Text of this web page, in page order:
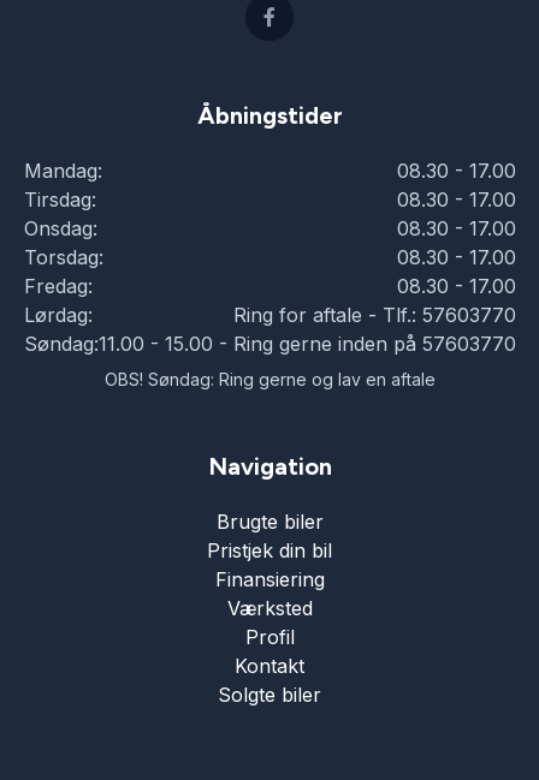
Åbningstider
Mandag:
08.30 - 17.00
Tirsdag:
08.30 - 17.00
Onsdag:
08.30 - 17.00
Torsdag:
08.30 - 17.00
Fredag:
08.30 - 17.00
Lørdag:
Ring for aftale - Tlf.: 57603770
Søndag:11.00 - 15.00 - Ring gerne inden på 57603770
OBS! Søndag: Ring gerne og lav en aftale
Navigation
Brugte biler
Pristjek din bil
Finansiering
Værksted
Profil
Kontakt
Solgte biler